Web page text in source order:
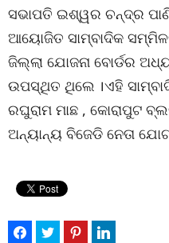
ସଭାପତି ଇଶ୍ୱର ଚନ୍ଦ୍ର
ଆୟୋଜିତ ସାମ୍ବାଦିକ
ଜିଲ୍ଲା ଯୋଜନା ବୋର୍ଡର
ଉପସ୍ଥିତ ଥିଲେ ।ଏହି
ରଘୁରାମ ମାଛ , କୋରାପୁଟ
ଅନ୍ୟାନ୍ୟ ବିଜେଡି ନେତା